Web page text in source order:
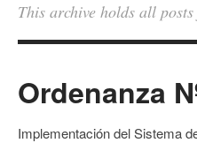
This archive holds all
Ordenanza
Implementación del Sistema